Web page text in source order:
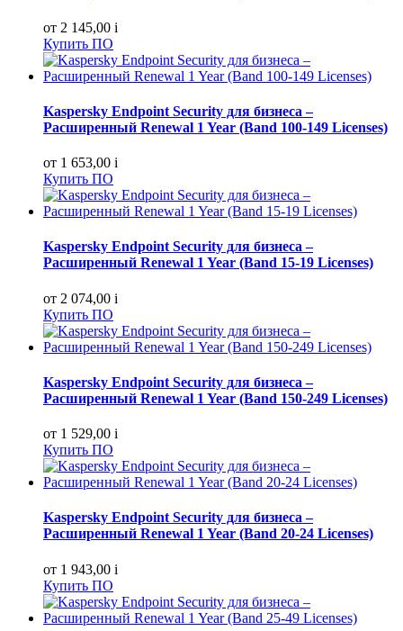
от 2 145,00 i
Купить ПО
Kaspersky Endpoint Security для бизнеса –
Расширенный Renewal 1 Year (Band 100-149 Licenses)
от 1 653,00 i
Купить ПО
Kaspersky Endpoint Security для бизнеса –
Расширенный Renewal 1 Year (Band 15-19 Licenses)
от 2 074,00 i
Купить ПО
Kaspersky Endpoint Security для бизнеса –
Расширенный Renewal 1 Year (Band 150-249 Licenses)
от 1 529,00 i
Купить ПО
Kaspersky Endpoint Security для бизнеса –
Расширенный Renewal 1 Year (Band 20-24 Licenses)
от 1 943,00 i
Купить ПО